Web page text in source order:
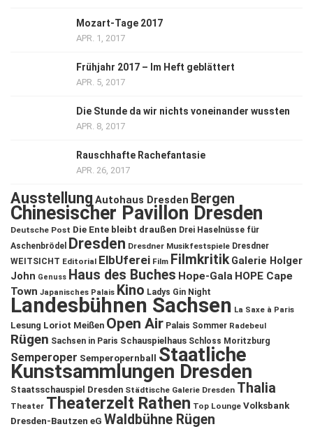
Mozart-Tage 2017
APR. 1, 2017
Frühjahr 2017 – Im Heft geblättert
APR. 5, 2017
Die Stunde da wir nichts voneinander wussten
APR. 8, 2017
Rauschhafte Rachefantasie
APR. 26, 2017
Ausstellung Autohaus Dresden Bergen
Chinesischer Pavillon Dresden
Deutsche Post Die Ente bleibt draußen Drei Haselnüsse für
Aschenbrödel
Dresden Dresdner Musikfestspiele Dresdner
WEITSICHT Editorial ElbUferei Film Filmkritik Galerie Holger
John Genuss Haus des Buches Hope-Gala HOPE Cape
Town Japanisches Palais Kino Ladys Gin Night
Landesbühnen Sachsen La Saxe à Paris
Lesung Loriot Meißen Open Air Palais Sommer Radebeul
Rügen Sachsen in Paris Schauspielhaus Schloss Moritzburg
Semperoper Semperopernball Staatliche
Kunstsammlungen Dresden
Staatsschauspiel Dresden Städtische Galerie Dresden Thalia
Theater Theaterzelt Rathen Top Lounge Volksbank
Dresden-Bautzen eG Waldbühne Rügen